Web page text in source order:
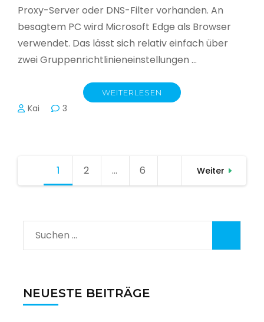
Proxy-Server oder DNS-Filter vorhanden. An
besagtem PC wird Microsoft Edge als Browser
verwendet. Das lässt sich relativ einfach über
zwei Gruppenrichtlinieneinstellungen …
WEITERLESEN
Kai 3
Seitennummerierung
1 Seite
2 … Seite
6 Weiter
Suchen
nach:
NEUESTE BEITRÄGE